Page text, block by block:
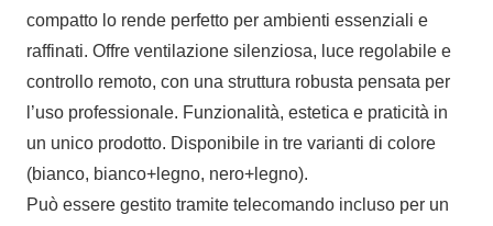
compatto lo rende perfetto per ambienti essenziali e
raffinati. Offre ventilazione silenziosa, luce regolabile e
controllo remoto, con una struttura robusta pensata per
l’uso professionale. Funzionalità, estetica e praticità in
un unico prodotto. Disponibile in tre varianti di colore
(bianco, bianco+legno, nero+legno).
Può essere gestito tramite telecomando incluso per un